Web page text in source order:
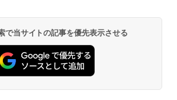
で当サイトの記事を優先表示させる